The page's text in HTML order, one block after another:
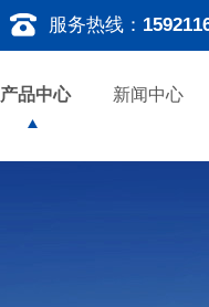
服务热线：
产品中心 新闻中心